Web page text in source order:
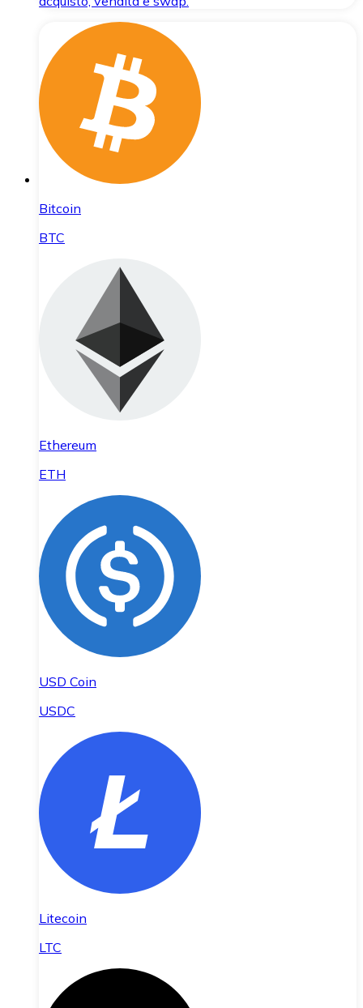
Bitcoin
BTC
Ethereum
ETH
USD Coin
USDC
Litecoin
LTC